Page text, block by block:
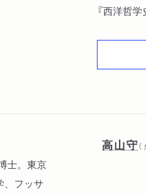
『西洋哲
士。東京
、フッサ
高山守